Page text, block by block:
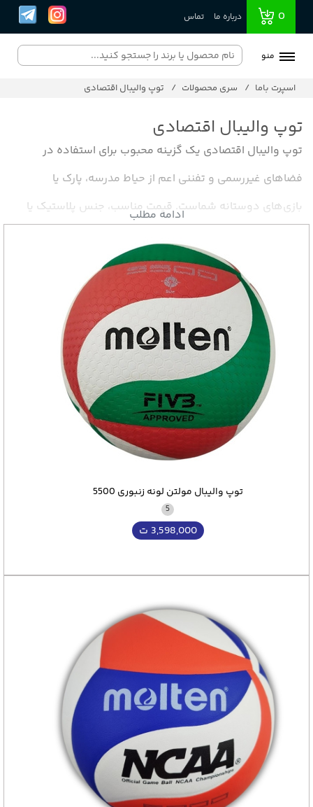
0 درباره ما تماس
منو
اسپرت باما سری محصولات توپ والیبال اقتصادی
توپ والیبال اقتصادی
توپ والیبال اقتصادی یک گزینه محبوب برای استفاده در
فضاهای غیررسمی و تفننی اعم از حیاط مدرسه، پارک یا
بازی‌های دوستانه شماست. قیمت مناسب، جنس پلاستیک یا
هستن. اگر دنبال توپ والیبال ارزان اما همچنان با کیفیت و با
دوام هستید که بازی رو لذت بخش کنه، این سری از توپ های
والیبال مخصوص شماست.
ادامه مطلب در پایین صفحه
ادامه مطلب
توپ والیبال مولتن لونه زنبوری 5500
5
3,598,000 ت